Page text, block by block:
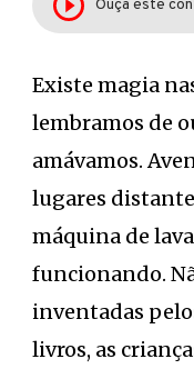
Ouça este
Existe magia
lembramos de
amávamos.
lugares
máquina de
funcionando.
inventadas
livros, as